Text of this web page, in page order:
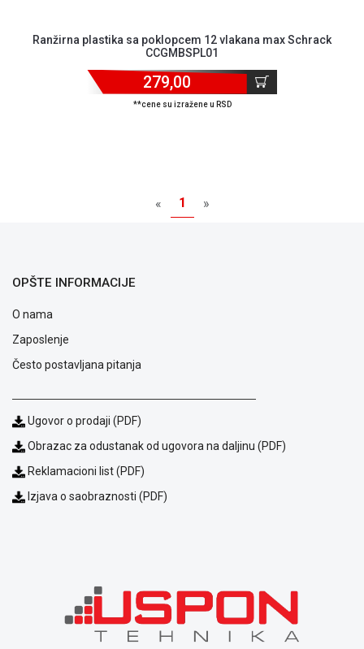
Blog
Politika
Politika
kolačićima
Provera
OUTLET
Kontakt
WEB
KREDIT
Ranžirna plastika sa poklopcem 12 vlakana max Schrack
CCGMBSPL01
279,00
**cene su izražene u RSD
« 1 »
OPŠTE INFORMACIJE
O nama
Zaposlenje
Često postavljana pitanja
Ugovor o prodaji (PDF)
Obrazac za odustanak od ugovora na daljinu (PDF)
Reklamacioni list (PDF)
Izjava o saobraznosti (PDF)